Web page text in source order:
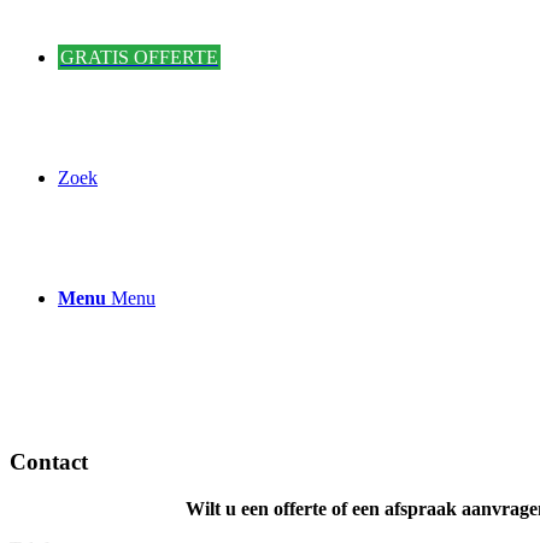
GRATIS OFFERTE
Zoek
Menu Menu
Contact
Wilt u een offerte of een afspraak